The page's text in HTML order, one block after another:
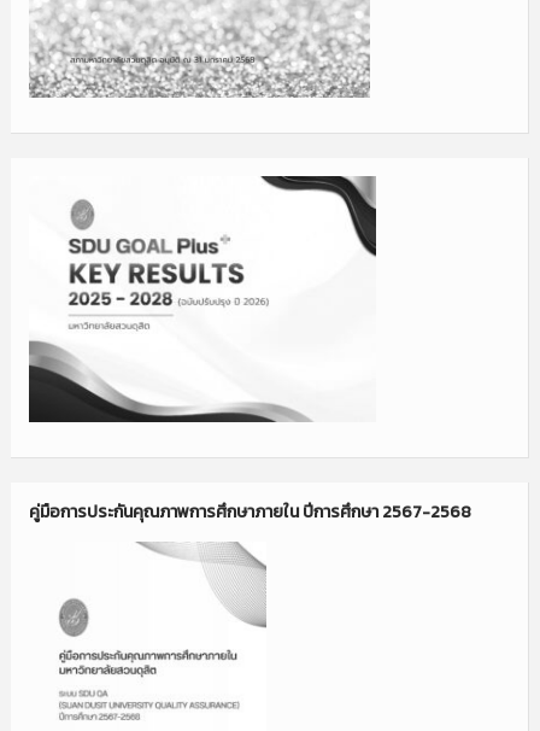
คู่มือการประกันคุณภาพการศึกษาภายใน ปีการศึกษา 2567-2568